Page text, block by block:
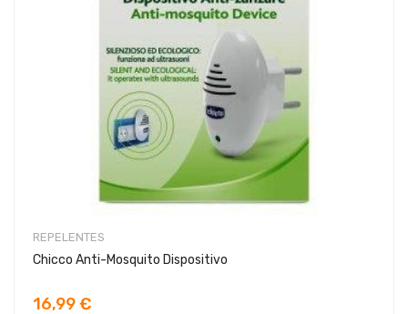
REPELENTES
Chicco Anti-Mosquito Dispositivo
16,99 €